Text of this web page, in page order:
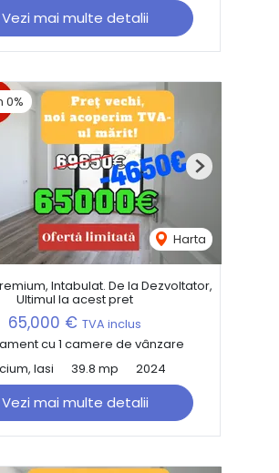
Vezi mai multe detalii
0%
Harta
Next
Intabulat. De la Dezvoltator,
Ultimul la acest pret
65,000 € TVA inclus
cu 1 camere de vânzare
Iasi
39.8 mp 2024
Vezi mai multe detalii